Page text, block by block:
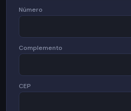
Número
Complemento
CEP